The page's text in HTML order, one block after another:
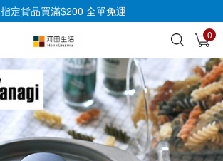
指定貨品買滿$200 全單免運
0
查看